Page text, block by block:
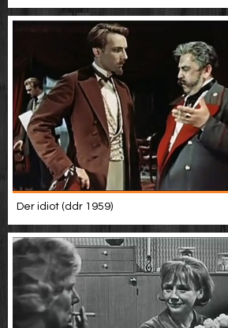
Der idiot (ddr 1959)